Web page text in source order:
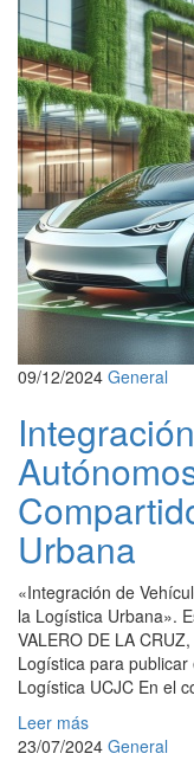
09/12/2024 General
Urbana
«Integración de
la Logística Urbana».
VALERO DE LA
Logística para
Logística UCJC En el
Leer más
23/07/2024 General